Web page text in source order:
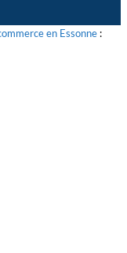
en Essonne :